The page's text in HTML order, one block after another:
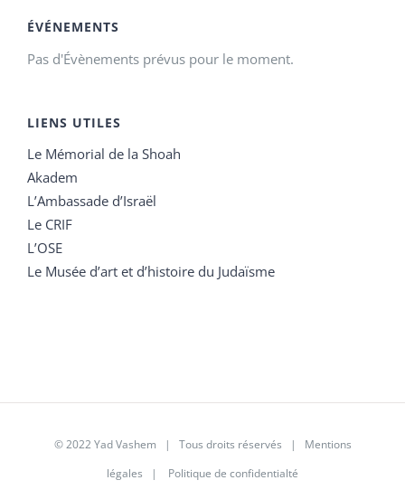
ÉVÉNEMENTS
Pas d'Évènements prévus pour le moment.
LIENS UTILES
Le Mémorial de la Shoah
Akadem
L’Ambassade d’Israël
Le CRIF
L’OSE
Le Musée d’art et d’histoire du Judaïsme
© 2022 Yad Vashem | Tous droits réservés | Mentions
légales | Politique de confidentialté